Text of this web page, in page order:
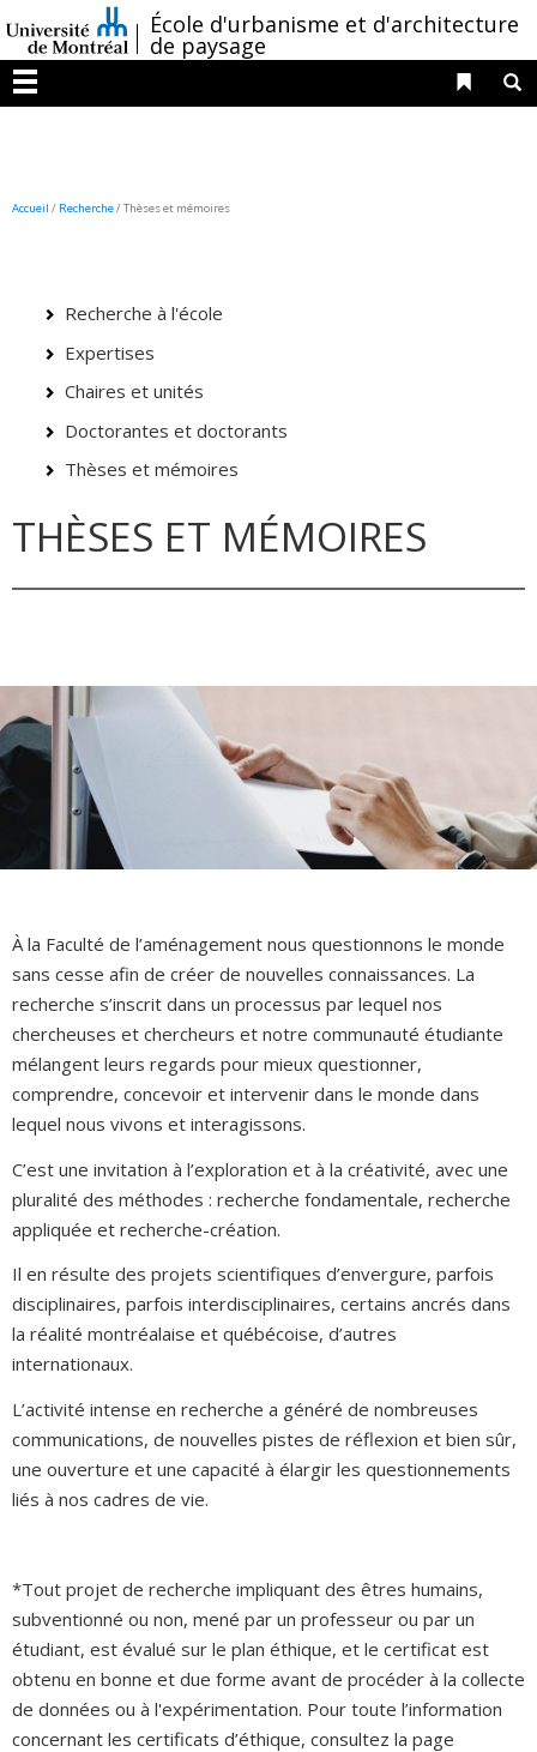
au
contenu
/École d'urbanisme et d'architecture
de paysage
Menu
Liens
Accueil / Recherche/Thèses et mémoires
Recherche à l'école
Expertises
Chaires et unités
Doctorantes et doctorants
Thèses et mémoires
THÈSES ET MÉMOIRES
À la Faculté de l’aménagement nous questionnons le monde
sans cesse afin de créer de nouvelles connaissances. La
recherche s’inscrit dans un processus par lequel nos
chercheuses et chercheurs et notre communauté étudiante
mélangent leurs regards pour mieux questionner,
comprendre, concevoir et intervenir dans le monde dans
lequel nous vivons et interagissons.
C’est une invitation à l’exploration et à la créativité, avec une
pluralité des méthodes : recherche fondamentale, recherche
appliquée et recherche-création.
Il en résulte des projets scientifiques d’envergure, parfois
disciplinaires, parfois interdisciplinaires, certains ancrés dans
la réalité montréalaise et québécoise, d’autres
internationaux.
L’activité intense en recherche a généré de nombreuses
communications, de nouvelles pistes de réflexion et bien sûr,
une ouverture et une capacité à élargir les questionnements
liés à nos cadres de vie.
*Tout projet de recherche impliquant des êtres humains,
subventionné ou non, mené par un professeur ou par un
étudiant, est évalué sur le plan éthique, et le certificat est
obtenu en bonne et due forme avant de procéder à la collecte
de données ou à l'expérimentation. Pour toute l’information
concernant les certificats d’éthique, consultez la page